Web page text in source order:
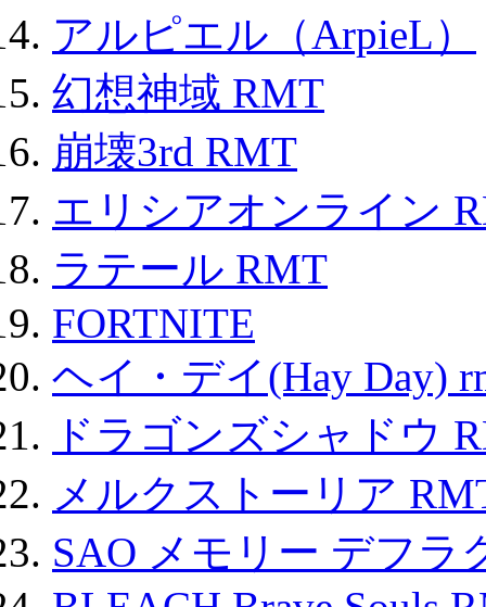
アルピエル（ArpieL）
幻想神域 RMT
崩壊3rd RMT
エリシアオンライン
ラテール RMT
FORTNITE
ヘイ・デイ(Hay Day)
ドラゴンズシャドウ
メルクストーリア
SAO メモリー デフラ